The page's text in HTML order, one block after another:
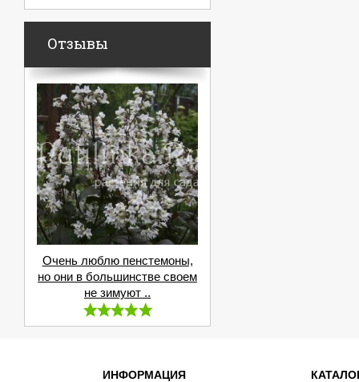
Отзывы
Очень люблю пенстемоны,
но они в большинстве своем
не зимуют ..
ИНФОРМАЦИЯ